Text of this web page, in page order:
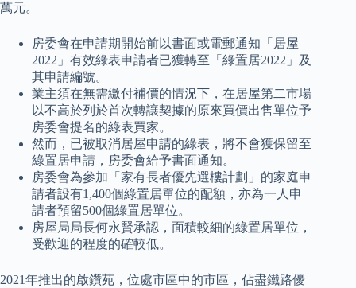
萬元。
房委會在申請期開始前以書面或電郵通知「居屋
2022」有效綠表申請者已獲轉至「綠置居2022」及
其申請編號。
業主須在無需繳付補價的情況下，在居屋第二市場
以不高於列於首次轉讓契據的原來買價出售單位予
房委會提名的綠表買家。
然而，已被取消居屋申請的綠表，將不會獲保留至
綠置居申請，房委會給予書面通知。
房委會為參加「家有長者優先選樓計劃」的家庭申
請者設有1,400個綠置居單位的配額，亦為一人申
請者預留500個綠置居單位。
房屋局局長何永賢承認，面積較細的綠置居單位，
受歡迎的程度的確較低。
2021年推出的啟鑽苑，位處市區中的市區，佔盡鐵路優